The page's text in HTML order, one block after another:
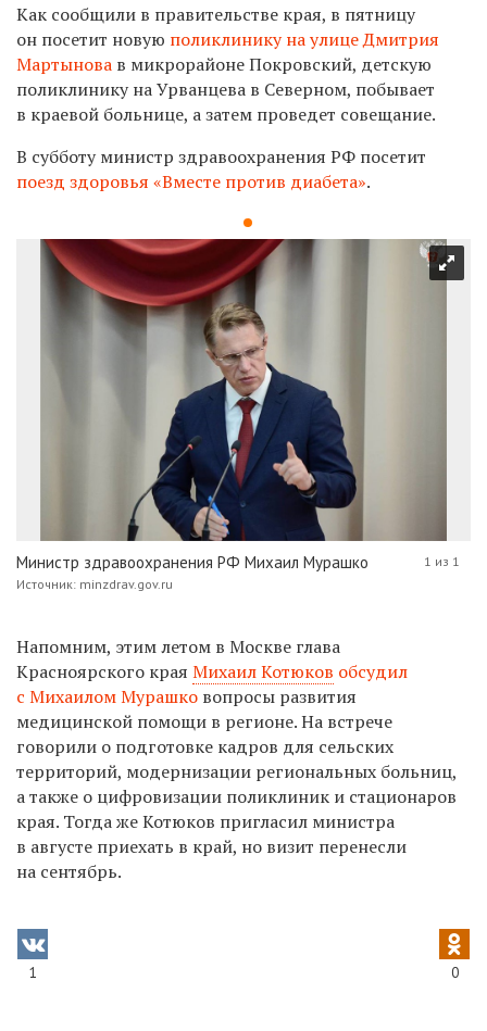
Как сообщили в правительстве края, в пятницу
он посетит новую поликлинику на улице Дмитрия
Мартынова в микрорайонеПокровский, детскую
поликлинику на Урванцева в Северном, побывает
в краевой больнице, а затем проведет совещание.
В субботу министр здравоохранения РФ посетит
поезд здоровья «Вместе против диабета».
Министр здравоохранения РФ Михаил Мурашко
Источник: minzdrav.gov.ru
1 из 1
Напомним, этим летом в Москве глава
Красноярского края Михаил Котюков обсудил
с Михаилом Мурашко вопросы развития
медицинской помощи в регионе. На встрече
говорили о подготовке кадров для сельских
территорий, модернизации региональных больниц,
а также о цифровизации поликлиник и стационаров
края. Тогда же Котюков пригласил министра
в августе приехать в край, но визит перенесли
на сентябрь.
1 0